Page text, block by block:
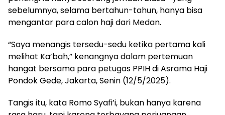
sebelumnya, selama bertahun-tahun, hanya bisa
mengantar para calon haji dari Medan.
“Saya menangis tersedu-sedu ketika pertama kali
melihat Ka’bah,” kenangnya dalam pertemuan
hangat bersama para petugas PPIH di Asrama Haji
Pondok Gede, Jakarta, Senin (12/5/2025).
Tangis itu, kata Romo Syafi’i, bukan hanya karena